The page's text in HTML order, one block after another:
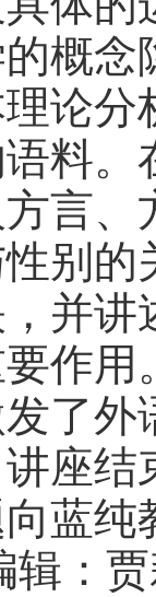
概
论分
料。
言
别的
并讲
作
了外
座结
蓝纯
辑：